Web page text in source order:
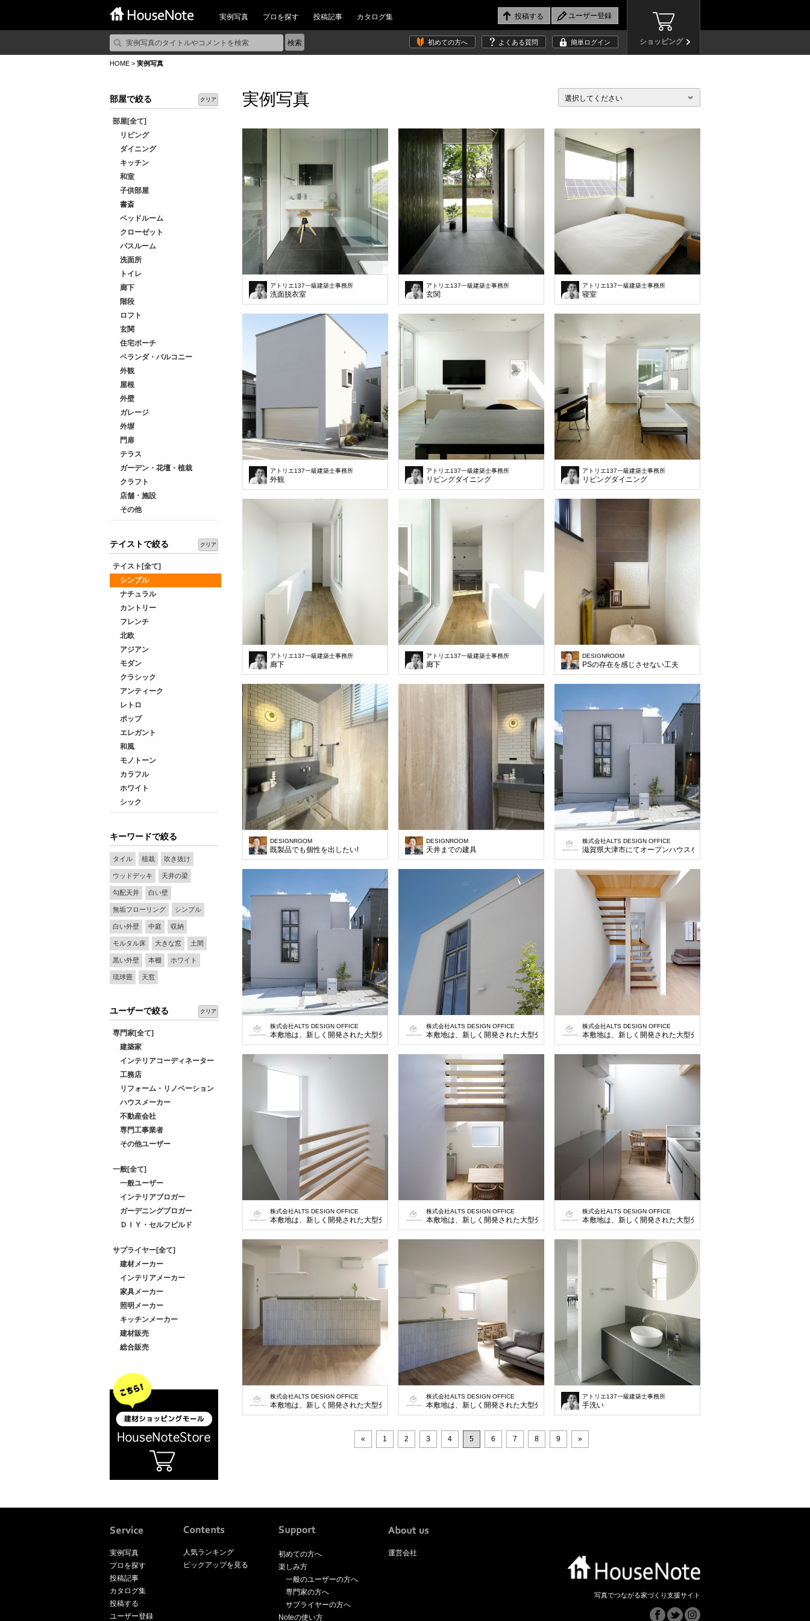
実例写真 プロを探す 投稿記事 カタログ集
ショッピング
初めての方へ よくある質問 簡単ログイン
HOME > 実例写真
部屋で絞る クリア
部屋[全て]
リビング
ダイニング
キッチン
和室
子供部屋
書斎
ベッドルーム
クローゼット
バスルーム
洗面所
トイレ
廊下
階段
ロフト
玄関
住宅ポーチ
ベランダ・バルコニー
外観
屋根
外壁
ガレージ
外塀
門扉
テラス
ガーデン・花壇・植栽
クラフト
店舗・施設
その他
テイストで絞る クリア
テイスト[全て]
シンプル
ナチュラル
カントリー
フレンチ
北欧
アジアン
モダン
クラシック
アンティーク
レトロ
ポップ
エレガント
和風
モノトーン
カラフル
ホワイト
シック
キーワードで絞る
タイル 植栽 吹き抜け
ウッドデッキ 天井の梁
勾配天井 白い壁
無垢フローリング シンプル
白い外壁 中庭 収納
モルタル床 大きな窓 土間
黒い外壁 本棚 ホワイト
琉球畳 天窓
ユーザーで絞る クリア
専門家[全て]
建築家
インテリアコーディネーター
工務店
リフォーム・リノベーション
ハウスメーカー
不動産会社
専門工事業者
その他ユーザー
一般[全て]
一般ユーザー
インテリアブロガー
ガーデニングブロガー
ＤＩＹ・セルフビルド
サプライヤー[全て]
建材メーカー
インテリアメーカー
家具メーカー
照明メーカー
キッチンメーカー
建材販売
総合販売
実例写真 選択してください
アトリエ137一級建築士事務所
洗面脱衣室
アトリエ137一級建築士事務所
玄関
アトリエ137一級建築士事務所
寝室
アトリエ137一級建築士事務所
外観
アトリエ137一級建築士事務所
リビングダイニング
アトリエ137一級建築士事務所
リビングダイニング
アトリエ137一級建築士事務所
廊下
アトリエ137一級建築士事務所
廊下
DESIGNROOM
PSの存在を感じさせない工夫
DESIGNROOM
既製品でも個性を出したい!
DESIGNROOM
天井までの建具
株式会社ALTS DESIGN OFFICE
滋賀県大津市にてオープンハウスを開催いたします。 ■場所 滋賀県
株式会社ALTS DESIGN OFFICE
本敷地は、新しく開発された大型分譲地の一画の土地で大通りに面している130㎡(39坪)の土地です。この地域では、車を2台以上停めることが条件で、建築でき
株式会社ALTS DESIGN OFFICE
本敷地は、新しく開発された大型分譲地の一画の土地で大通りに面している130㎡(39坪)の土地です。この地域では
株式会社ALTS DESIGN OFFICE
本敷地は、新しく開発された大型分譲地の一画の土地で大通りに面
株式会社ALTS DESIGN OFFICE
本敷地は、新しく開発された大型分譲地の一画の土地で大通りに面している130㎡(39坪)の土地です。この地域では、車を2台以上停めることが条件で、建築でき
株式会社ALTS DESIGN OFFICE
本敷地は、新しく開発された大型分譲地の一画の土地で大通りに面している130㎡(39坪)の土地です。この地域では
株式会社ALTS DESIGN OFFICE
本敷地は、新しく開発された大型分譲地の一画の土地で大通りに面
株式会社ALTS DESIGN OFFICE
本敷地は、新しく開発された大型分譲地の一画の土地で大通りに面している130㎡(39坪)の土地です。この地域では、車を2台以上停めることが条件で、建築でき
株式会社ALTS DESIGN OFFICE
本敷地は、新しく開発された大型分譲地の一画の土地で大通りに面している130㎡(39坪)の土地です。この地域では
アトリエ137一級建築士事務所
手洗い
« 1 2 3 4 5 6 7 8 9 »
実例写真
プロを探す
投稿記事
カタログ集
投稿する
ユーザー登録
人気ランキング
ピックアップを見る
初めての方へ
楽しみ方
一般のユーザーの方へ
専門家の方へ
サプライヤーの方へ
Noteの使い方
運営会社
写真でつながる家づくり支援サイト